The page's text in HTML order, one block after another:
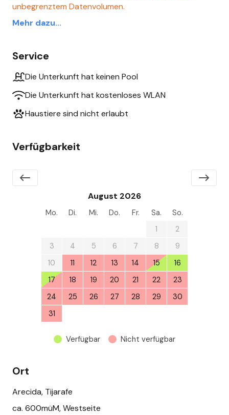
unbegrenztem Datenvolumen.
Mehr dazu...
Service
Die Unterkunft hat keinen Pool
Die Unterkunft hat kostenloses WLAN
Haustiere sind nicht erlaubt
Verfügbarkeit
August 2026
Mo. Di. Mi. Do. Fr. Sa.
So.
1
2
3
4 5 6 7 8
9
10
11 12 13 14 15
16
17
18 19 20 21 22
23
24
25 26 27 28 29
30
31
Verfügbar Nicht verfügbar
Ort
Arecida, Tijarafe
ca. 600müM, Westseite